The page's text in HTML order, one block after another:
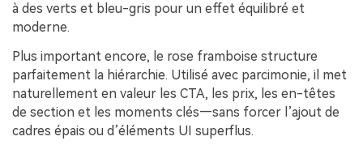
à des verts et bleu-gris pour un effet équilibré et
moderne.
Plus important encore, le rose framboise structure
parfaitement la hiérarchie. Utilisé avec parcimonie, il met
naturellement en valeur les CTA, les prix, les en-têtes
de section et les moments clés—sans forcer l’ajout de
cadres épais ou d’éléments UI superflus.